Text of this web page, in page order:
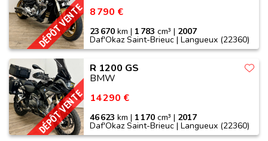
DÉPÔT VENTE 8 790 €
23 670 km | 1 783 cm³ | 2007
Daf'Okaz Saint-Brieuc | Langueux (22360)
DÉPÔT VENTE
R 1200 GS
BMW
14 290 €
46 623 km | 1 170 cm³ | 2017
Daf'Okaz Saint-Brieuc | Langueux (22360)